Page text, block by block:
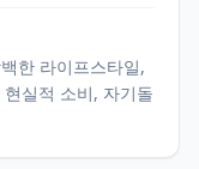
한 라이프스타일,
실적 소비, 자기돌